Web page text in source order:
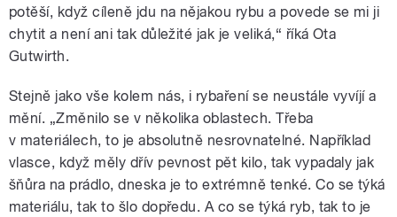
potěší, když cíleně jdu na nějakou rybu a povede se mi ji
chytit a není ani tak důležité jak je veliká,“ říká Ota
Gutwirth.
Stejně jako vše kolem nás, i rybaření se neustále vyvíjí a
mění. „Změnilo se v několika oblastech. Třeba
v materiálech, to je absolutně nesrovnatelné. Například
vlasce, když měly dřív pevnost pět kilo, tak vypadaly jak
šňůra na prádlo, dneska je to extrémně tenké. Co se týká
materiálu, tak to šlo dopředu. A co se týká ryb, tak to je